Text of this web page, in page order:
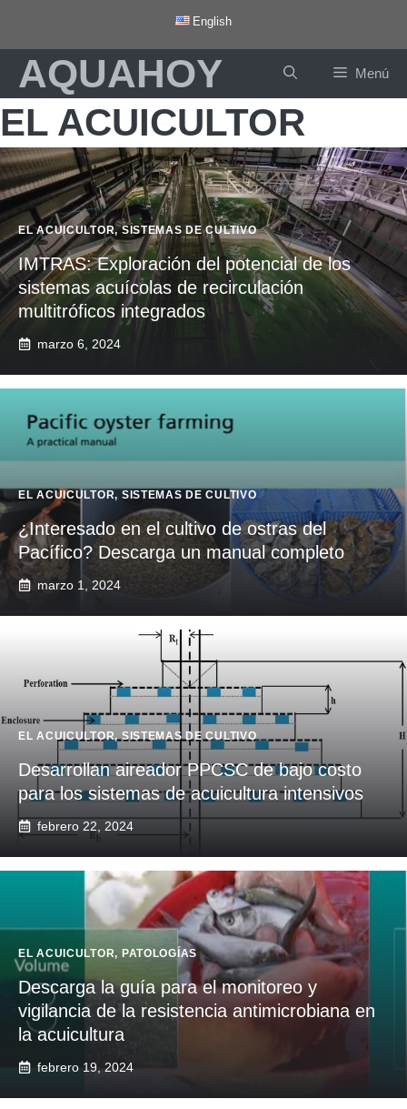
contenido
English
AQUAHOY Menú
EL ACUICULTOR
EL ACUICULTOR,SISTEMAS DE CULTIVO
IMTRAS: Exploración del potencial de los
sistemas acuícolas de recirculación
multitróficos integrados
marzo 6, 2024
EL ACUICULTOR, SISTEMAS DE CULTIVO
¿Interesado en el cultivo de ostras del
Pacífico? Descarga un manual completo
marzo 1, 2024
EL ACUICULTOR, SISTEMAS DE CULTIVO
Desarrollan aireador PPCSC de bajo costo
para los sistemas de acuicultura intensivos
febrero 22, 2024
EL ACUICULTOR, PATOLOGÍAS
Descarga la guía para el monitoreo y
vigilancia de la resistencia antimicrobiana en
la acuicultura
febrero 19, 2024